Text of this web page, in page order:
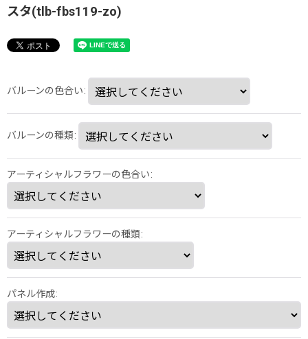
スタ(tlb-fbs119-zo)
バルーンの色合い:
バルーンの種類:
アーティシャルフラワーの色合い:
アーティシャルフラワーの種類:
パネル作成: